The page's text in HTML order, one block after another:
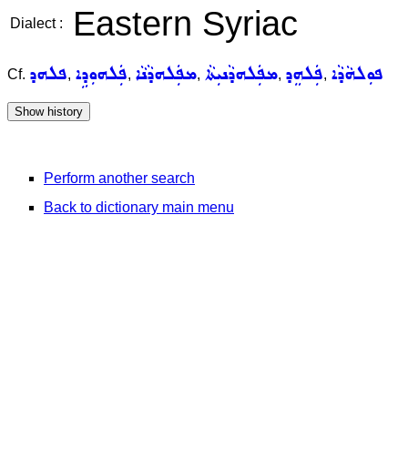
Dialect : Eastern Syriac
Cf. ܦܠܗܕ, ܦܲܠܗܘܼܕܹܐ, ܡܦܲܠܗܕܵܢܵܐ, ܡܦܲܠܗܕܵܢܝܼܬܵܐ, ܦܲܠܗܸܕ, ܦܘܼܠܗܵܕܵܐ
Perform another search
Back to dictionary main menu